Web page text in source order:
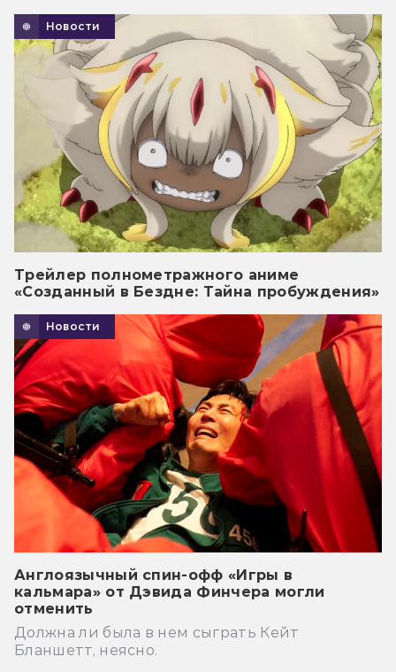
Новости
Трейлер полнометражного аниме
«Созданный в Бездне: Тайна пробуждения»
Новости
Англоязычный спин-офф «Игры в
кальмара» от Дэвида Финчера могли
отменить
Должна ли была в нем сыграть Кейт
Бланшетт, неясно.